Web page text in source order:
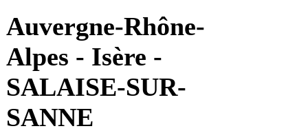
Auvergne-Rhône-
Alpes - Isère -
SALAISE-SUR-
SANNE